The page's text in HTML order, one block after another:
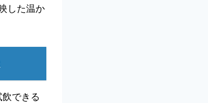
した温か
できる